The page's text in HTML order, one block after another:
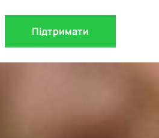
Підтримати